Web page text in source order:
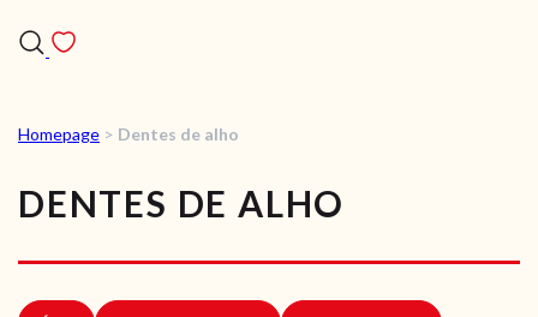
VÍDEOS
RECEITAS VEGGIE
Homepage > Dentes de alho
DENTES DE ALHO